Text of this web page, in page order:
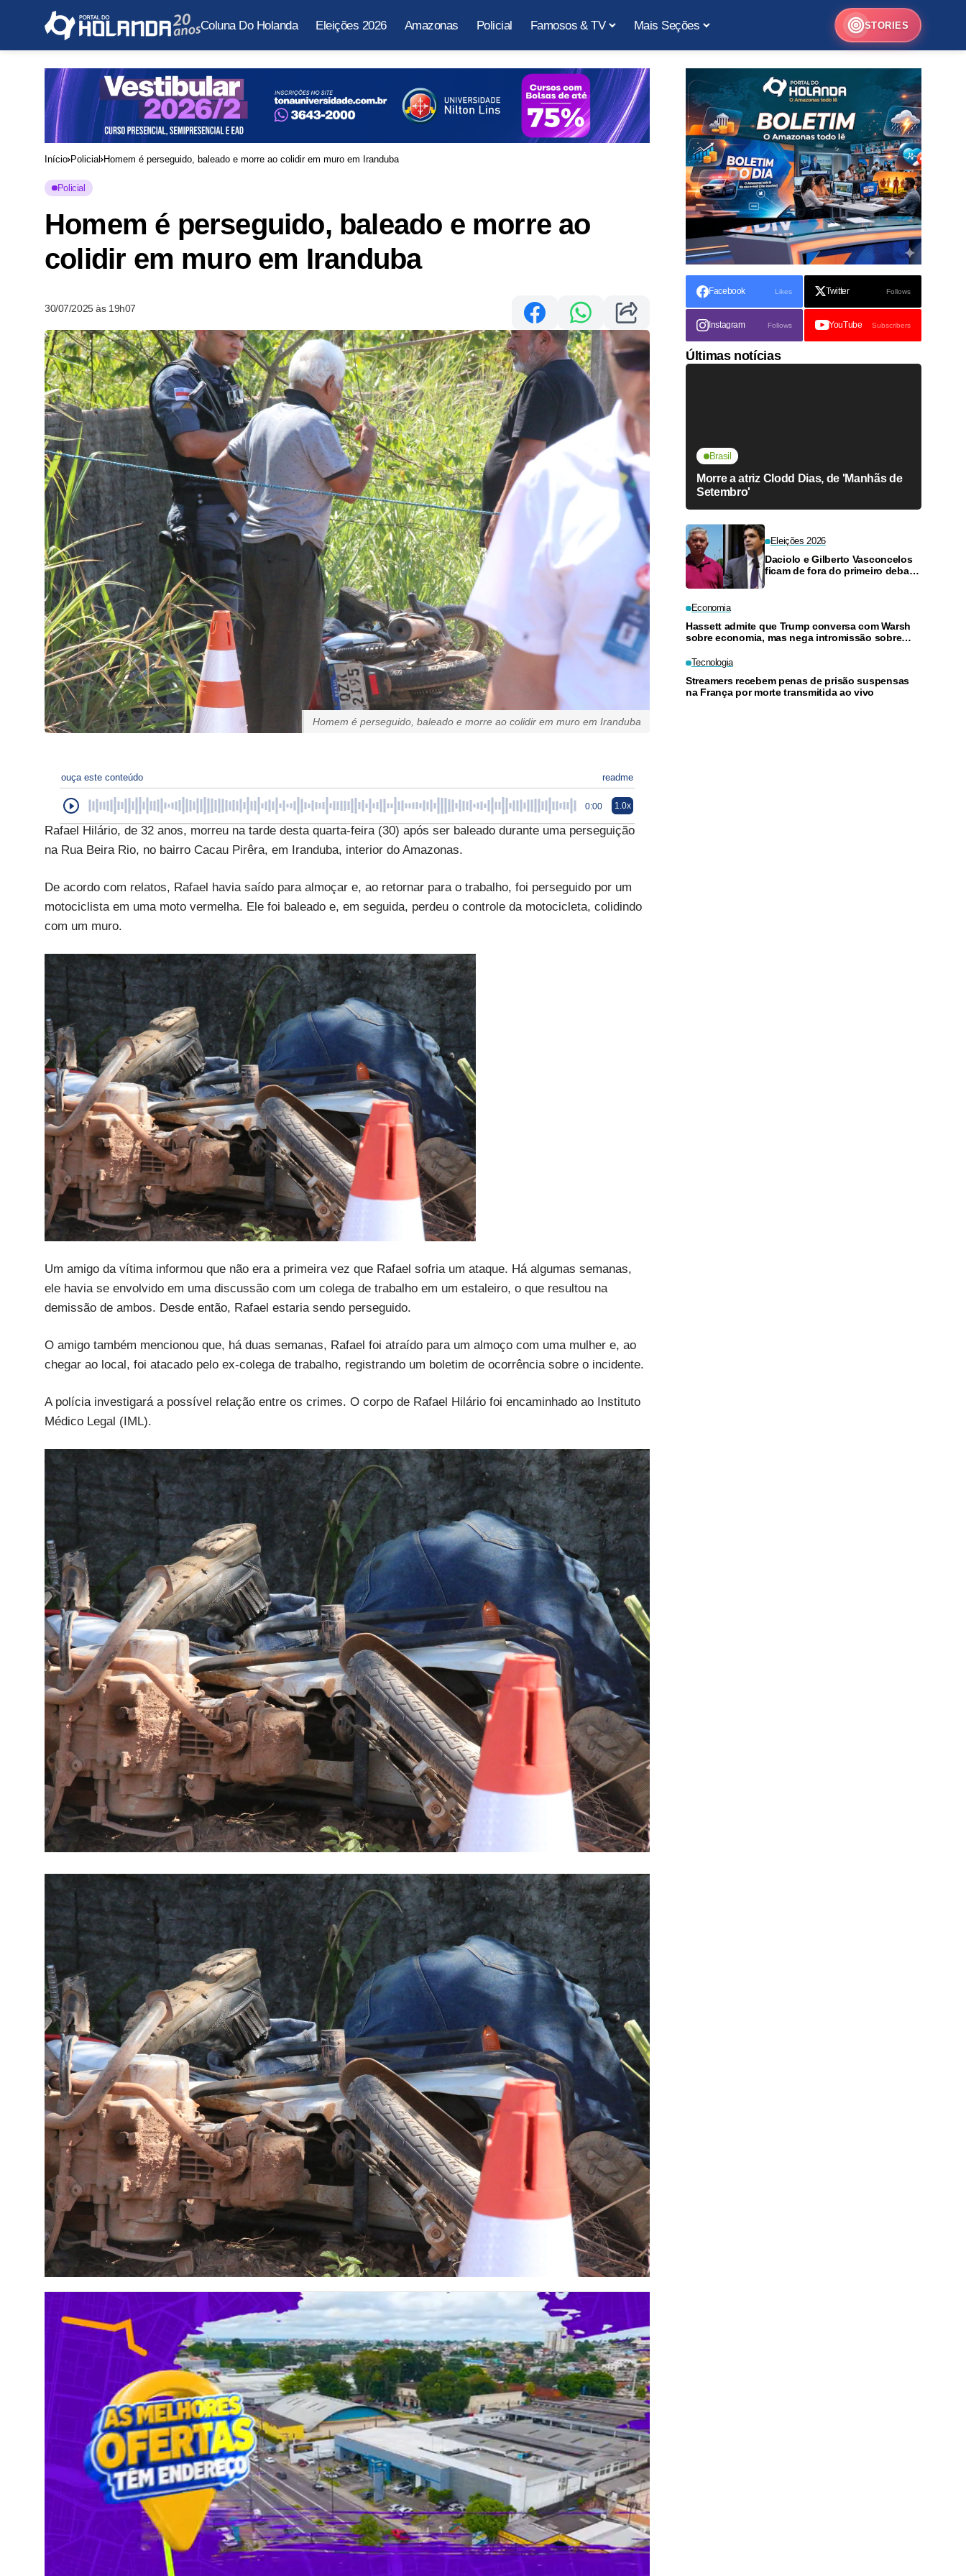
Coluna Do Holanda Eleições 2026 Amazonas Policial Famosos & TV Mais Seções STORIES
Início Policial Homem é perseguido, baleado e morre ao colidir em muro em Iranduba
Policial
Homem é perseguido, baleado e morre ao
colidir em muro em Iranduba
30/07/2025 às 19h07
Homem é perseguido, baleado e morre ao colidir em muro em Iranduba
ouça este conteúdo readme
0:00 1.0x
Rafael Hilário, de 32 anos, morreu na tarde desta quarta-feira (30) após ser baleado durante uma perseguição
na Rua Beira Rio, no bairro Cacau Pirêra, em Iranduba, interior do Amazonas.
De acordo com relatos, Rafael havia saído para almoçar e, ao retornar para o trabalho, foi perseguido por um
motociclista em uma moto vermelha. Ele foi baleado e, em seguida, perdeu o controle da motocicleta, colidindo
com um muro.
Um amigo da vítima informou que não era a primeira vez que Rafael sofria um ataque. Há algumas semanas,
ele havia se envolvido em uma discussão com um colega de trabalho em um estaleiro, o que resultou na
demissão de ambos. Desde então, Rafael estaria sendo perseguido.
O amigo também mencionou que, há duas semanas, Rafael foi atraído para um almoço com uma mulher e, ao
chegar ao local, foi atacado pelo ex-colega de trabalho, registrando um boletim de ocorrência sobre o incidente.
A polícia investigará a possível relação entre os crimes. O corpo de Rafael Hilário foi encaminhado ao Instituto
Médico Legal (IML).
Facebook Likes Twitter Follows
Instagram Follows YouTube Subscribers
Últimas notícias
Brasil
Morre a atriz Clodd Dias, de 'Manhãs de
Setembro'
Eleições 2026
Daciolo e Gilberto Vasconcelos
ficam de fora do primeiro debate
Economia
Hassett admite que Trump conversa com Warsh
sobre economia, mas nega intromissão sobre
Tecnologia
Streamers recebem penas de prisão suspensas
na França por morte transmitida ao vivo